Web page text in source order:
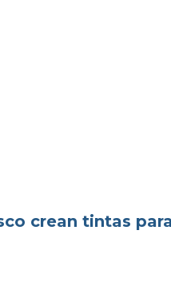
crean tintas